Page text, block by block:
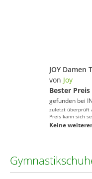
von Joy
Bester Preis
gefunden bei
zuletzt überprüft
Preis kann sich
Keine